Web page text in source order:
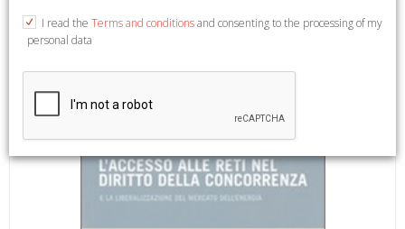
diritti. Saggi. 3).
I read the Terms and conditionsand consenting to the processing of my
personal data